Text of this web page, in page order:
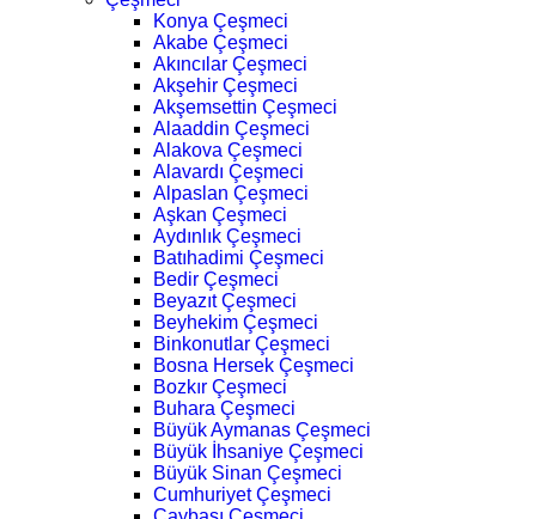
Konya Çeşmeci
Akabe Çeşmeci
Akıncılar Çeşmeci
Akşehir Çeşmeci
Akşemsettin Çeşmeci
Alaaddin Çeşmeci
Alakova Çeşmeci
Alavardı Çeşmeci
Alpaslan Çeşmeci
Aşkan Çeşmeci
Aydınlık Çeşmeci
Batıhadimi Çeşmeci
Bedir Çeşmeci
Beyazıt Çeşmeci
Beyhekim Çeşmeci
Binkonutlar Çeşmeci
Bosna Hersek Çeşmeci
Bozkır Çeşmeci
Buhara Çeşmeci
Büyük Aymanas Çeşmeci
Büyük İhsaniye Çeşmeci
Büyük Sinan Çeşmeci
Cumhuriyet Çeşmeci